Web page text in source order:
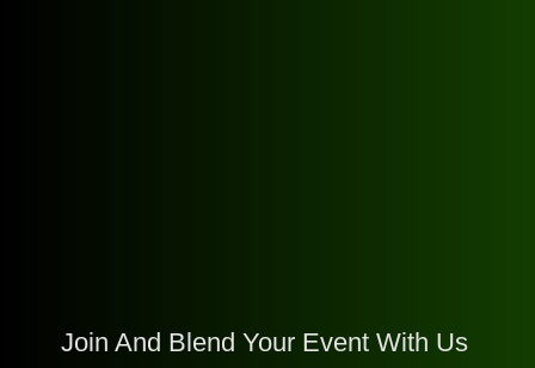
Join And Blend Your Event With Us